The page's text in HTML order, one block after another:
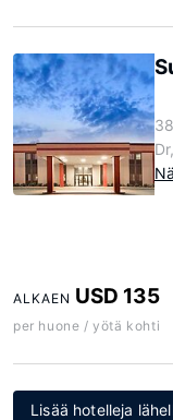
ALKAEN USD 135
per huone / yötä kohti
Lisää hotelleja